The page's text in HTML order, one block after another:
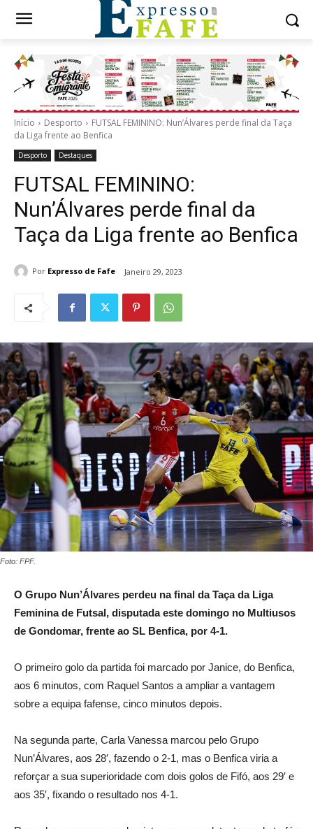
Início Desporto
FUTSAL FEMININO: Nun’Álvares perde final da Taça
da Liga frente ao Benfica
Desporto Destaques
FUTSAL FEMININO:
Nun’Álvares perde final da
Taça da Liga frente ao Benfica
Por Expresso de Fafe Janeiro 29, 2023
Foto: FPF.
O Grupo Nun’Álvares perdeu na final da Taça da Liga
Feminina de Futsal, disputada este domingo no Multiusos
de Gondomar, frente ao SL Benfica, por 4-1.
O primeiro golo da partida foi marcado por Janice, do Benfica,
aos 6 minutos, com Raquel Santos a ampliar a vantagem
sobre a equipa fafense, cinco minutos depois.
Na segunda parte, Carla Vanessa marcou pelo Grupo
Nun’Álvares, aos 28′, fazendo o 2-1, mas o Benfica viria a
reforçar a sua superioridade com dois golos de Fifó, aos 29′ e
aos 35′, fixando o resultado nos 4-1.